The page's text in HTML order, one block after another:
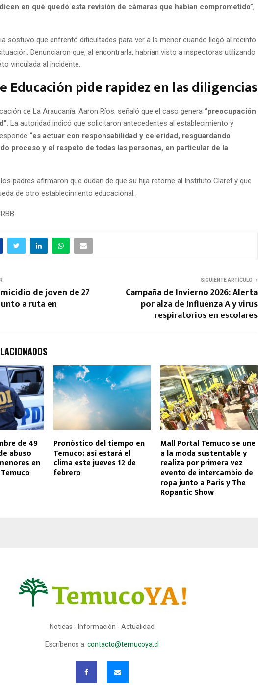
en qué quedó esta revisión de cámaras que habían comprometido”,
sostuvo que enfrentó dificultades para ver a la menor cuando llegó al recinto
Denunciaron que, al encontrarla, habrían visto a inspectoras utilizando
vinculada al incidente.
Educación pide rapidez en las diligencias
de La Araucanía, Aaron Ríos, señaló que el caso genera “preocupación
. La autoridad indicó que solicitaron antecedentes al establecimiento y
“es actuar con responsabilidad y celeridad, resguardando
proceso y el respeto de todas las personas, en particular de la
padres afirmaron que dudan de que su hija retorne al Instituto Claret y que
de otro establecimiento educacional.
de joven de 27
a ruta en
SIGUIENTE ARTÍCULO
Campaña de Invierno 2026: Alerta
por alza de Influenza A y virus
respiratorios en escolares
de 49
abuso
en
Pronóstico del tiempo en
Temuco: así estará el
clima este jueves 12 de
febrero
Mall Portal Temuco se une
a la moda sustentable y
realiza por primera vez
evento de intercambio de
ropa junto a Paris y The
Ropantic Show
Noticas - Información - Actualidad
Escríbenos a: contacto@temucoya.cl